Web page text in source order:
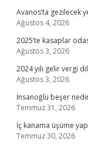
Avanos’ta gezilecek
Ağustos 4, 2026
2025’te kasaplar
Ağustos 3, 2026
2024 yılı gelir vergi
Ağustos 3, 2026
İnsanoğlu beşer
Temmuz 31, 2026
İç kanama üşüme
Temmuz 30, 2026